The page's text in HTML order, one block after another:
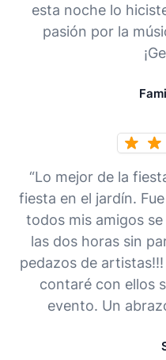
esta noche lo
pasión por la
“Lo mejor de la
fiesta en el jardín.
todos mis amigos
las dos horas sin
pedazos de
contaré con ellos
evento. Un